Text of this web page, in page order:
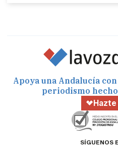
Apoya una Andalucía
periodismo
SÍGUENOS